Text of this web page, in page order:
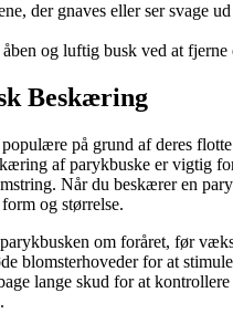
der gnaves eller ser svage
åben og luftig busk ved at fjerne
Beskæring
på grund af deres
af parykbuske er vigtig
Når du beskærer en
og størrelse.
om foråret, før
blomsterhoveder for at
lange skud for at